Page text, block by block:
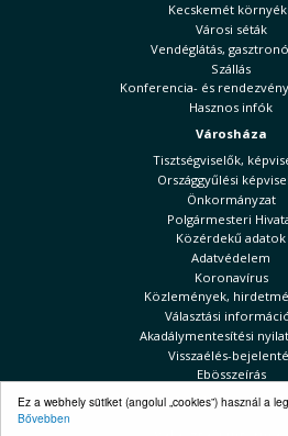
Ez a webhely sütiket (angolul „cookies”) használ a
Bővebben
Kecskemét
Városi séták
Vendéglátás,
Szállás
Konferencia- és
Hasznos infók
Városháza
Tisztségviselők,
Országgyűlési
Önkormányzat
Polgármesteri
Közérdekű adatok
Adatvédelem
Koronavírus
Közlemények,
Választási
Akadálymentesítési
Visszaélés-
Ebösszeírás
Kecskeméti Hírek